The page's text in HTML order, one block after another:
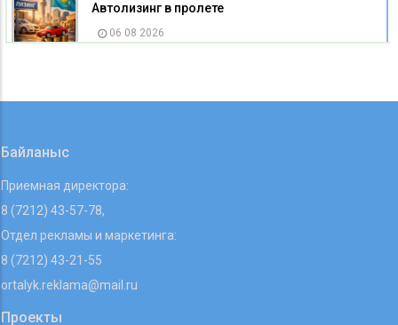
Автолизинг в пролете
06 08 2026
Байланыс
Приемная директора:
8 (7212) 43-57-78,
Отдел рекламы и маркетинга:
8 (7212) 43-21-55
ortalyk.reklama@mail.ru
Проекты